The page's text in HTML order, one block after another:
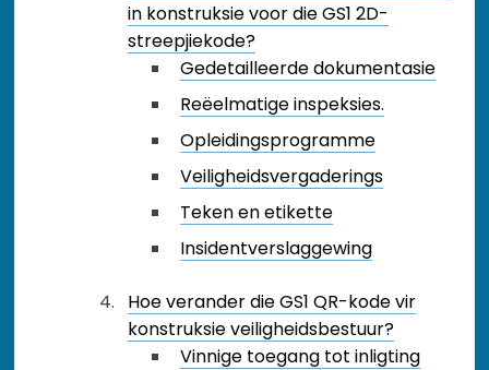
in konstruksie voor die GS1 2D-
streepjiekode?
Gedetailleerde dokumentasie
Reëelmatige inspeksies.
Opleidingsprogramme
Veiligheidsvergaderings
Teken en etikette
Insidentverslaggewing
Hoe verander die GS1 QR-kode vir
konstruksie veiligheidsbestuur?
Vinnige toegang tot inligting